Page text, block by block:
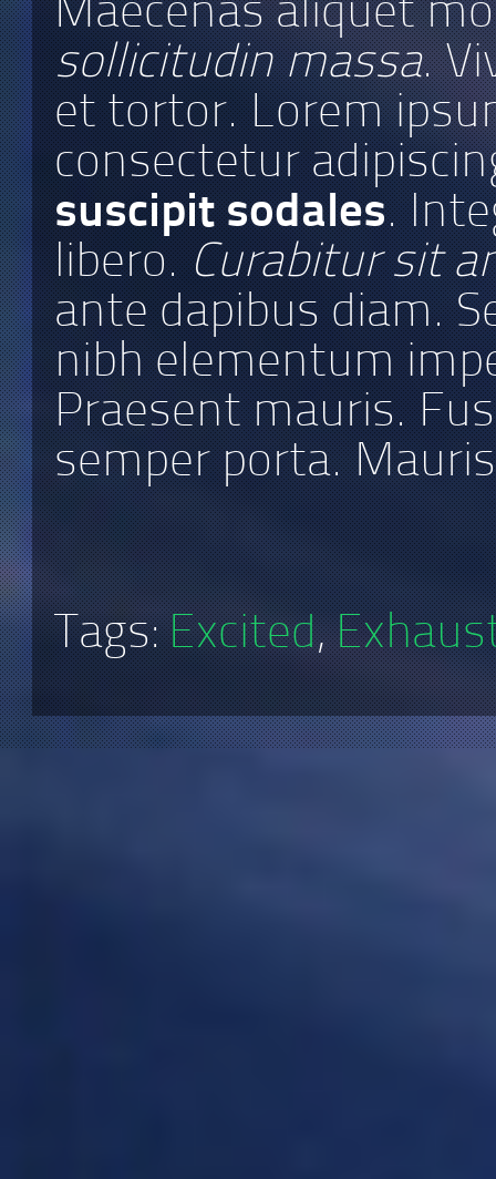
Maecenas aliquet
sollicitudin massa.
et tortor. Lorem
consectetur
suscipit sodales.
libero.Curabitur sit
ante dapibus diam.
nibh elementum
Praesent mauris.
semper porta.
Tags:Excited,